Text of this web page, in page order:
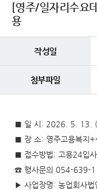
[영주/일자리수요
용
작성일
첨부파일
■ 일 시: 2026. 5. 13. (
■ 장 소: 영주고용복지+
■ 접수방법: 고용24입
☎ 행사문의 054-639-
▶ 사업장명: 농업회사법